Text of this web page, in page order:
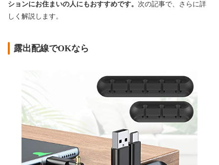
ションにお住まいの人にもおすすめです。 次の記事で、さらに詳
しく解説します。
露出配線でOKなら